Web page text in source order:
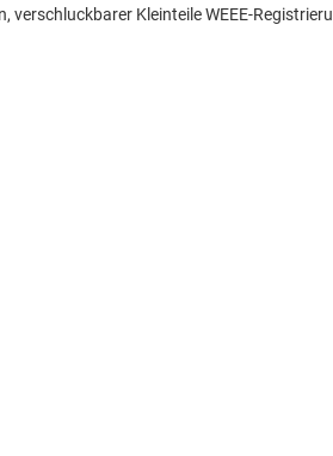
verschluckbarer Kleinteile WEEE-